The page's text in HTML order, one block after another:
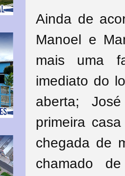
Ainda de
Manoel e
mais uma
imediato do
aberta;
primeira
chegada de
chamado